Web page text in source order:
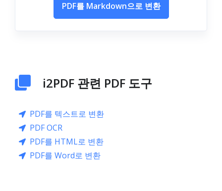
PDF를 Markdown으로 변환
i2PDF 관련 PDF 도구
PDF를 텍스트로 변환
PDF OCR
PDF를 HTML로 변환
PDF를 Word로 변환